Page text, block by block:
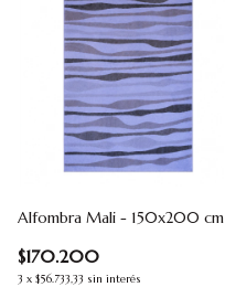
Alfombra Mali - 150x200 cm
$170.200
3 x $56.733,33 sin interés